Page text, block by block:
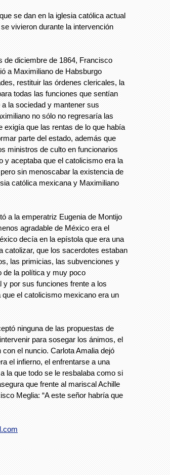
se dan en la iglesia católica actual
vivieron durante la intervención
de diciembre de 1864, Francisco
a Maximiliano de Habsburgo
restituir las órdenes clericales, la
todas las funciones que sentían
la sociedad y mantener sus
no sólo no regresaría las
exigía que las rentas de lo que había
parte del estado, además que
ministros de culto en funcionarios
y aceptaba que el catolicismo era la
sin menoscabar la existencia de
católica mexicana y Maximiliano
a la emperatriz Eugenia de Montijo
agradable de México era el
decía en la epístola que era una
catolizar, que los sacerdotes estaban
las primicias, las subvenciones y
de la política y muy poco
y por sus funciones frente a los
el catolicismo mexicano era un
ninguna de las propuestas de
para sosegar los ánimos, el
el nuncio. Carlota Amalia dejó
el infierno, el enfrentarse a una
la que todo se le resbalaba como si
que frente al mariscal Achille
Meglia: “A este señor habría que